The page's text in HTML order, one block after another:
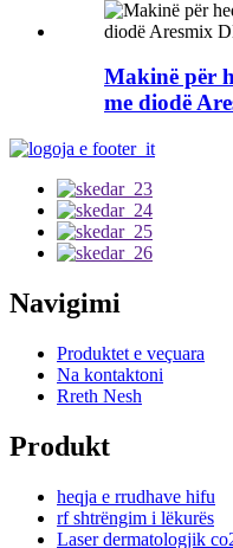
Makinë për
me diodë
Navigimi
Produktet e veçuara
Na kontaktoni
Rreth Nesh
Produkt
heqja e rrudhave hifu
rf shtrëngim i lëkurës
Laser dermatologjik